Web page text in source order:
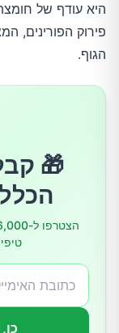
כיצד
האם ניתן
איך להפחית
הגבילו
הימנעו מסוכר
שתו מים
היא עודף של
פירוק הפורינים,
הגוף.